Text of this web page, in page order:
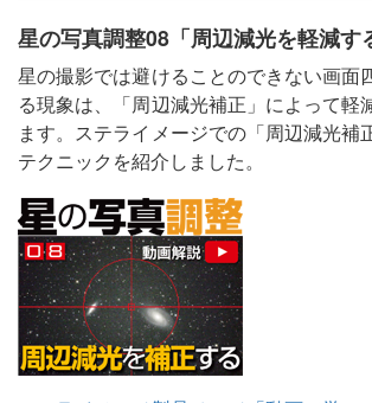
星の写真調整08「周辺減光を軽減す
星の撮影では避けることのできない画面
る現象は、「周辺減光補正」によって軽
ます。ステライメージでの「周辺減光補
テクニックを紹介しました。